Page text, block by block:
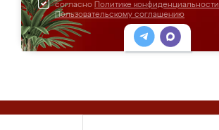
согласно Политике конфиденциальности
Пользовательскому соглашению